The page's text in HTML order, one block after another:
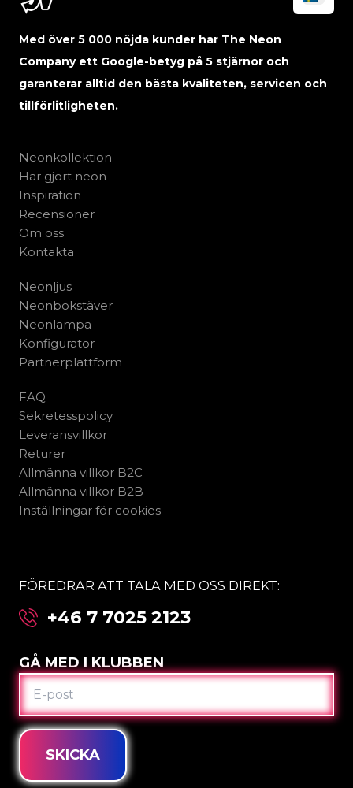
Med över 5 000 nöjda kunder har The Neon
Company ett Google-betyg på 5 stjärnor och
garanterar alltid den bästa kvaliteten, servicen och
tillförlitligheten.
Neonkollektion
Har gjort neon
Inspiration
Recensioner
Om oss
Kontakta
Neonljus
Neonbokstäver
Neonlampa
Konfigurator
Partnerplattform
FAQ
Sekretesspolicy
Leveransvillkor
Returer
Allmänna villkor B2C
Allmänna villkor B2B
Inställningar för cookies
FÖREDRAR ATT TALA MED OSS DIREKT:
+46 7 7025 2123
GÅ MED I KLUBBEN
E-
POST
SKICKA